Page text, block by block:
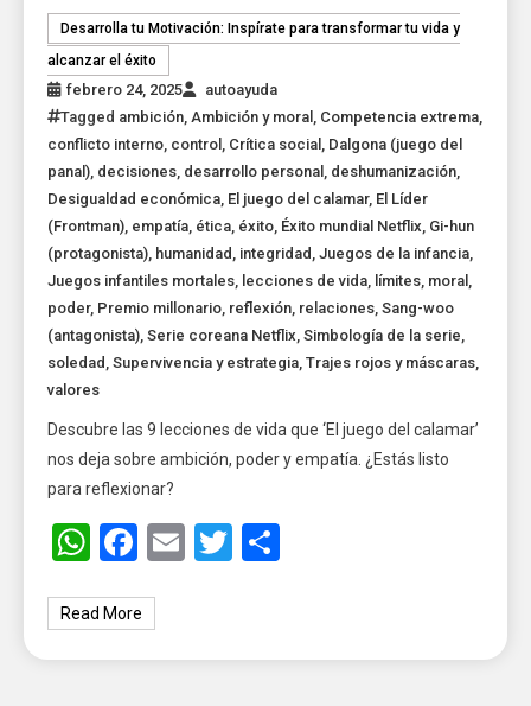
Desarrolla tu Motivación: Inspírate para transformar tu vida y
alcanzar el éxito
febrero 24, 2025
autoayuda
Tagged ambición Ambición y moral Competencia extrema
conflicto interno control Crítica social
Dalgona (juego del
panal) decisiones desarrollo personal deshumanización
Desigualdad económica El juego del calamar, El Líder
(Frontman) empatía ética éxito Éxito mundial Netflix Gi-hun
(protagonista) humanidad integridad ,Juegos de la infancia
Juegos infantiles mortales
lecciones de vida límites moral
poder, Premio millonario reflexión relaciones ,Sang-woo
(antagonista) ,Serie coreana Netflix ,Simbología de la serie
soledad ,Supervivencia y estrategia ,Trajes rojos y máscaras
valores
Descubre las 9 lecciones de vida que ‘El juego del calamar’
nos deja sobre ambición, poder y empatía. ¿Estás listo
para reflexionar?
WhatsApp
Facebook
EmailTwitter
Read More